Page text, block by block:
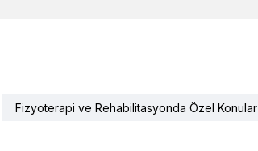
Fizyoterapi ve Rehabilitasyonda Özel Konular